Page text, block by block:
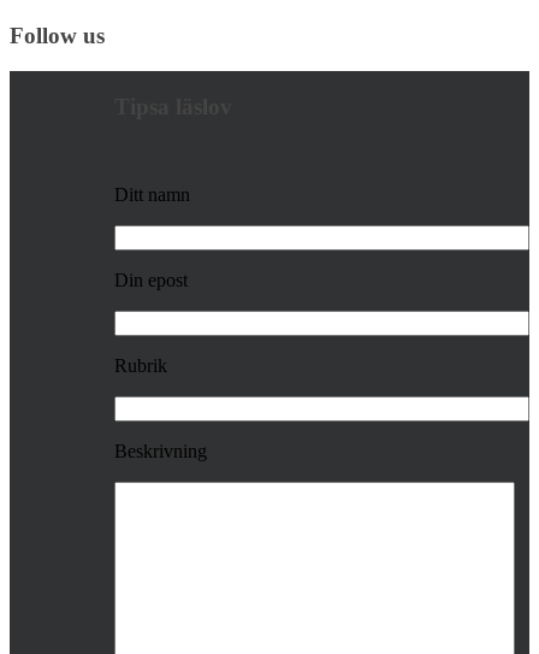
Follow us
Ditt namn
Din epost
Rubrik
Beskrivning